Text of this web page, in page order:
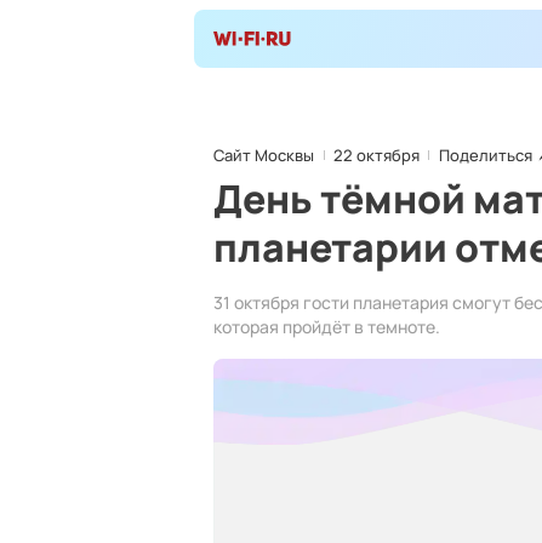
Сайт Москвы 22 октября Поделиться
День тёмной
планетарии
31 октября гости планетария смогут
которая пройдёт в темноте.